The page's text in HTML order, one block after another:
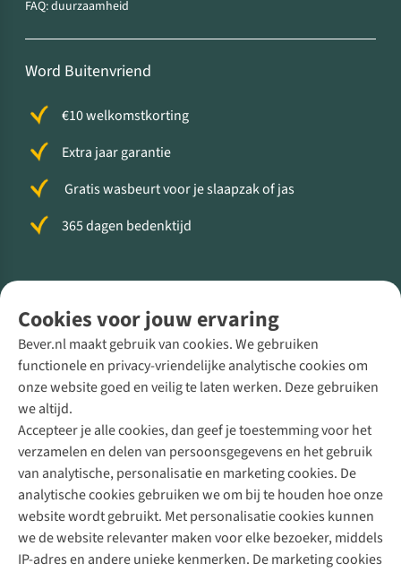
Cookies voor jouw ervaring
Bever.nl maakt gebruik van cookies. We gebruiken
functionele en privacy-vriendelijke analytische cookies om
onze website goed en veilig te laten werken. Deze gebruiken
we altijd.
Accepteer je alle cookies, dan geef je toestemming voor het
verzamelen en delen van persoonsgegevens en het gebruik
van analytische, personalisatie en marketing cookies. De
analytische cookies gebruiken we om bij te houden hoe onze
website wordt gebruikt. Met personalisatie cookies kunnen
we de website relevanter maken voor elke bezoeker, middels
IP-adres en andere unieke kenmerken. De marketing cookies
FAQ: duurzaamheid
Word Buitenvriend
€10 welkomstkorting
Extra jaar garantie
Gratis wasbeurt voor je slaapzak of jas
365 dagen bedenktijd
Direct advies van een Buitenexpert
+31 (0)85 888 50 88
+31 6 12 28 49 80
Contactformulier